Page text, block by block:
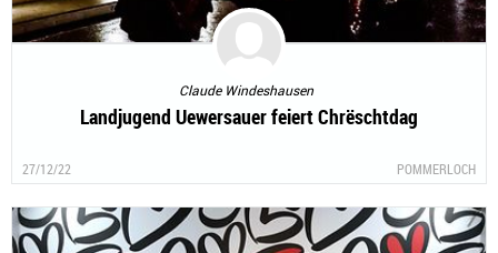
Claude Windeshausen
Landjugend Uewersauer feiert Chrëschtdag
27/12/22 POMMERLOCH